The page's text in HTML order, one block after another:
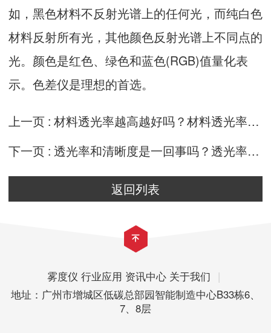
如，黑色材料不反射光谱上的任何光，而纯白色
材料反射所有光，其他颜色反射光谱上不同点的
光。颜色是红色、绿色和蓝色(RGB)值量化表
示。色差仪是理想的首选。
上一页 : 材料透光率越高越好吗？材料透光率过高有什么影响？
下一页 : 透光率和清晰度是一回事吗？透光率和清晰度有什么关系？
返回列表
雾度仪 行业应用 资讯中心 关于我们
|
地址：广州市增城区低碳总部园智能制造中心B33栋6、
7、8层